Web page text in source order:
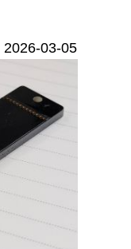
2026-03-05